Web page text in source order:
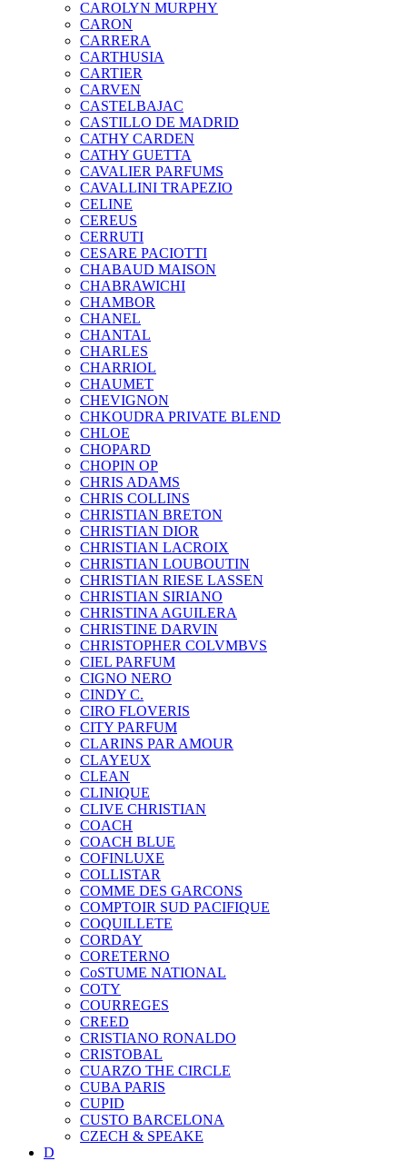
CAROLYN MURPHY
CARON
CARRERA
CARTHUSIA
CARTIER
CARVEN
CASTELBAJAC
CASTILLO DE MADRID
CATHY CARDEN
CATHY GUETTA
CAVALIER PARFUMS
CAVALLINI TRAPEZIO
CELINE
CEREUS
CERRUTI
CESARE PACIOTTI
CHABAUD MAISON
CHABRAWICHI
CHAMBOR
CHANEL
CHANTAL
CHARLES
CHARRIOL
CHAUMET
CHEVIGNON
CHKOUDRA PRIVATE BLEND
CHLOE
CHOPARD
CHOPIN OP
CHRIS ADAMS
CHRIS COLLINS
CHRISTIAN BRETON
CHRISTIAN DIOR
CHRISTIAN LACROIX
CHRISTIAN LOUBOUTIN
CHRISTIAN RIESE LASSEN
CHRISTIAN SIRIANO
CHRISTINA AGUILERA
CHRISTINE DARVIN
CHRISTOPHER COLVMBVS
CIEL PARFUM
CIGNO NERO
CINDY C.
CIRO FLOVERIS
CITY PARFUM
CLARINS PAR AMOUR
CLAYEUX
CLEAN
CLINIQUE
CLIVE CHRISTIAN
COACH
COACH BLUE
COFINLUXE
COLLISTAR
COMME DES GARCONS
COMPTOIR SUD PACIFIQUE
COQUILLETE
CORDAY
CORETERNO
CoSTUME NATIONAL
COTY
COURREGES
CREED
CRISTIANO RONALDO
CRISTOBAL
CUARZO THE CIRCLE
CUBA PARIS
CUPID
CUSTO BARCELONA
CZECH & SPEAKE
D